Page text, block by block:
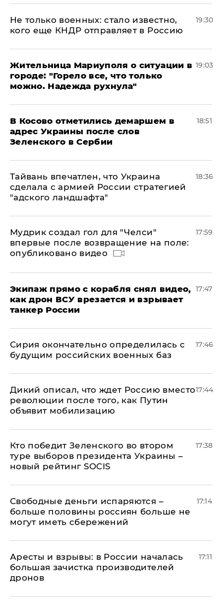
Не только военных: стало известно,
кого еще КНДР отправляет в Россию
19:30
Жительница Мариуполя о ситуации в
городе: "Горело все, что только
можно. Надежда рухнула"
19:03
В Косово отметились демаршем в
адрес Украины после слов
Зеленского в Сербии
18:51
Тайвань впечатлен, что Украина
сделала с армией России стратегией
"адского ландшафта"
18:36
Мудрик создал гол для "Челси"
впервые после возвращение на поле:
опубликовано видео
17:59
Экипаж прямо с корабля снял видео,
как дрон ВСУ врезается и взрывает
танкер России
17:47
Сирия окончательно определилась с
будущим российских военных баз
17:46
Дикий описал, что ждет Россию вместо
революции после того, как Путин
объявит мобилизацию
17:44
Кто победит Зеленского во втором
туре выборов президента Украины –
новый рейтинг SOCIS
17:38
Свободные деньги испаряются –
больше половины россиян больше не
могут иметь сбережений
17:14
Аресты и взрывы: в России началась
большая зачистка производителей
дронов
17:11